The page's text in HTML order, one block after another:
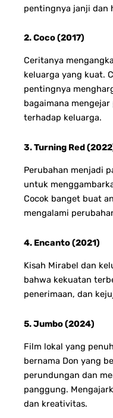
pentingnya janji dan
2. Coco (2017)
Ceritanya
keluarga yang kuat.
pentingnya
bagaimana
terhadap keluarga.
3. Turning Red
Perubahan menjadi
untuk
Cocok banget buat
mengalami
4. Encanto (2021)
Kisah Mirabel dan
bahwa kekuatan
penerimaan, dan
5. Jumbo (2024)
Film lokal yang
bernama Don yang
perundungan dan
panggung.
dan kreativitas.